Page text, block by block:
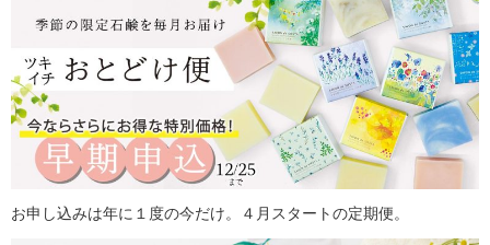
お申し込みは年に１度の今だけ。４月スタートの定期便。